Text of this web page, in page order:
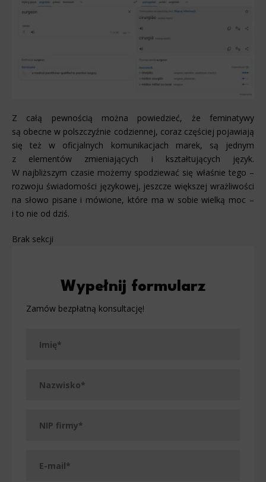
Wypełnij formularz
Zamów bezpłatną konsultację!
Z całą pewnością można powiedzieć, że feminatywy
są obecne w polszczyźnie codziennej, coraz częściej pojawiają
się też w oficjalnych komunikacjach marek, są jednym
z elementów zmieniających i kształtujących język.
W najbliższym czasie możemy spodziewać się właśnie tego –
rozwoju świadomości językowej, jeszcze większej wrażliwości
na słowo pisane i mówione, które ma w sobie wielką moc –
i to nie od dziś.
Brak sekcji